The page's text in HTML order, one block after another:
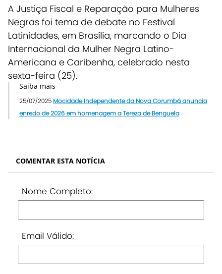
A Justiça Fiscal e Reparação para Mulheres
Negras foi tema de debate no Festival
Latinidades, em Brasília, marcando o Dia
Internacional da Mulher Negra Latino-
Americana e Caribenha, celebrado nesta
sexta-feira (25).
Saiba mais
25/07/2025 Mocidade Independente da Nova Corumbá anuncia
enredo de 2026 em homenagem a Tereza de Benguela
COMENTAR ESTA NOTÍCIA
Nome Completo:
Email Válido: